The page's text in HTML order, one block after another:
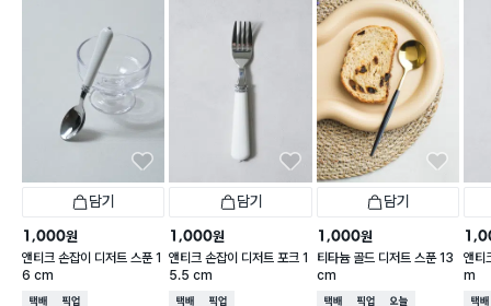
담기
1,000원
앤티크 손잡이 디저트 스푼 1
6 cm
택배배송매장픽업
담기
1,000원
앤티크 손잡이 디저트 포크 1
5.5 cm
택배배송매장픽업
담기
1,000원
티타늄 골드 디저트 스푼 13
cm
택배배송매장픽업오늘배송
앤티
m
택배